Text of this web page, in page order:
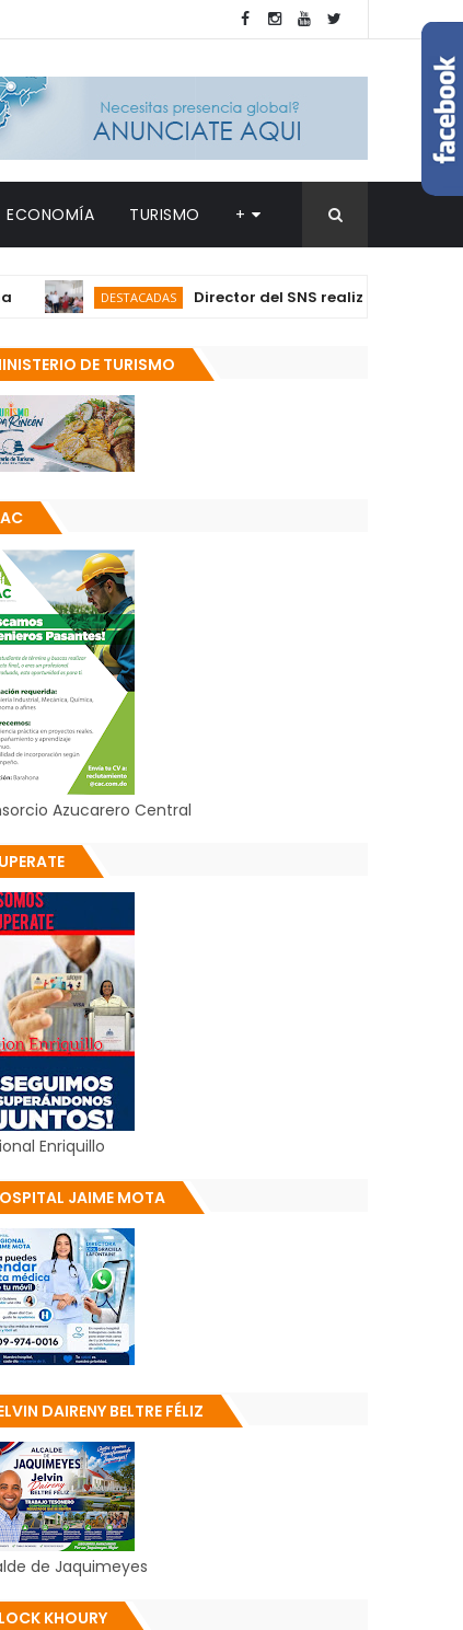
ECONOMÍA TURISMO +
DESTACADAS Director del SNS realiza visita no
DE TURISMO
Azucarero Central
Enriquillo
JAIME MOTA
DAIRENY BELTRE FÉLIZ
de Jaquimeyes
KHOURY